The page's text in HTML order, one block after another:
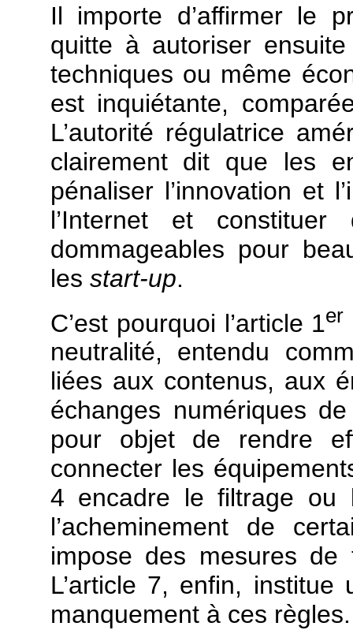
Il importe d’affirmer le
quitte à autoriser
techniques ou même
est inquiétante,
L’autorité régulatrice
clairement dit que les
pénaliser l’innovation et
l’Internet et
dommageables pour
les start-up.
C’est pourquoi l’article 1er
neutralité, entendu
liées aux contenus, aux
échanges numériques
pour objet de rendre
connecter les
4 encadre le filtrage ou
l’acheminement de
impose des mesures de
L’article 7, enfin,
manquement à ces règles.